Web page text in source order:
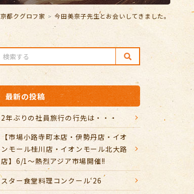
京都クグロフ家 今田美奈子先生とお会いしてきました。
最新の投稿
2年ぶりの社員旅行の行先は・・・
【市場小路寺町本店・伊勢丹店・イオ
ンモール桂川店・イオンモール北大路
店】6/1～熱烈アジア市場開催!!
スター食堂料理コンクール‘26